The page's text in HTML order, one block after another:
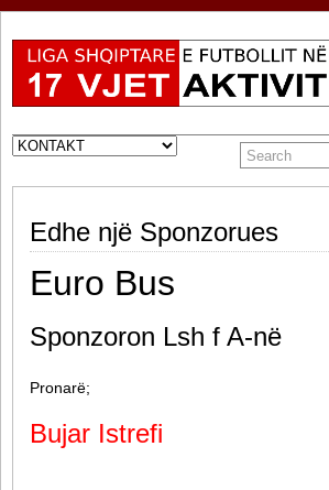
Edhe një Sponzorues
Euro Bus
Sponzoron Lsh f A-në
Pronarë;
Bujar Istrefi